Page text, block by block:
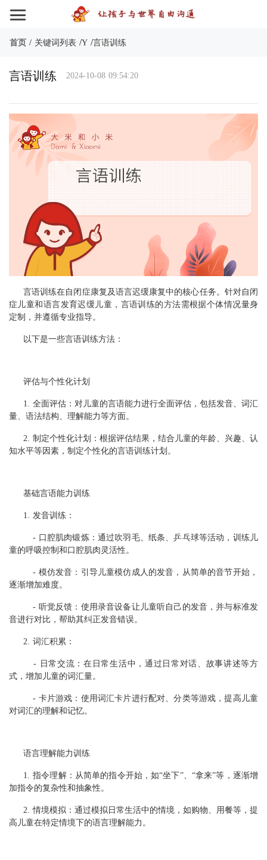
首页 / 关键词列表 /Y /言语训练
言语训练 2024-10-08 09:54:20
言语训练在自闭症康复及语言迟缓康复中的核心任务。针对自闭
症儿童和语言发育迟缓儿童，言语训练的方法需根据个体情况量身
定制，并遵循专业指导。
以下是一些言语训练方法：
评估与个性化计划
1. 全面评估：对儿童的言语能力进行全面评估，包括发音、词汇
量、语法结构、理解能力等方面。
2. 制定个性化计划：根据评估结果，结合儿童的年龄、兴趣、认
知水平等因素，制定个性化的言语训练计划。
基础言语能力训练
1. 发音训练：
- 口腔肌肉锻炼：通过吹羽毛、纸条、乒乓球等活动，训练儿
童的呼吸控制和口腔肌肉灵活性。
- 模仿发音：引导儿童模仿成人的发音，从简单的音节开始，
逐渐增加难度。
- 听觉反馈：使用录音设备让儿童听自己的发音，并与标准发
音进行对比，帮助其纠正发音错误。
2. 词汇积累：
- 日常交流：在日常生活中，通过日常对话、故事讲述等方
式，增加儿童的词汇量。
- 卡片游戏：使用词汇卡片进行配对、分类等游戏，提高儿童
对词汇的理解和记忆。
语言理解能力训练
1. 指令理解：从简单的指令开始，如“坐下”、“拿来”等，逐渐增
加指令的复杂性和抽象性。
2. 情境模拟：通过模拟日常生活中的情境，如购物、用餐等，提
高儿童在特定情境下的语言理解能力。